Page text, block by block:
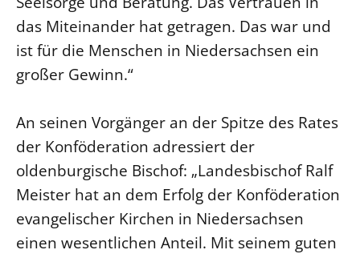
das Miteinander hat getragen. Das war und
ist für die Menschen in Niedersachsen ein
großer Gewinn.“
An seinen Vorgänger an der Spitze des Rates
der Konföderation adressiert der
oldenburgische Bischof: „Landesbischof Ralf
Meister hat an dem Erfolg der Konföderation
evangelischer Kirchen in Niedersachsen
einen wesentlichen Anteil. Mit seinem guten